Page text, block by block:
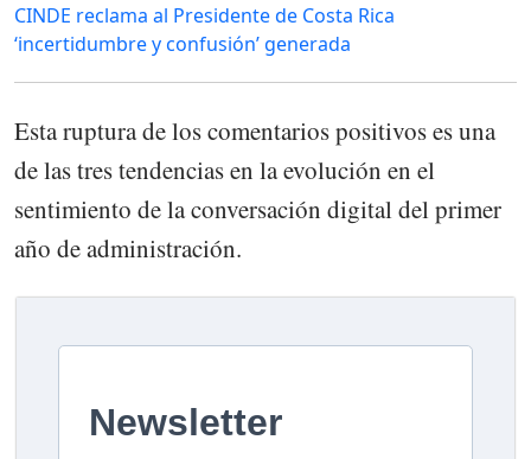
CINDE reclama al Presidente de Costa Rica
‘incertidumbre y confusión’ generada
Esta ruptura de los comentarios positivos es una
de las tres tendencias en la evolución en el
sentimiento de la conversación digital del primer
año de administración.